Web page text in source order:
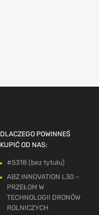
DLACZEGO POWINNEŚ
KUPIĆ OD NAS:
#5318 (bez tytułu)
ABZ INNOVATION L30 –
PRZEŁOM W
TECHNOLOGII DRONÓW
ROLNICZYCH